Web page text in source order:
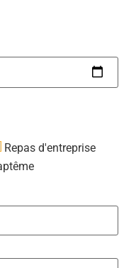
Repas d'entreprise